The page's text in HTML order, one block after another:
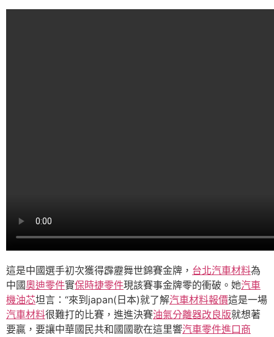
這是中國選手初次獲得霹靂舞世錦賽金牌， 台北汽車材料為
中國奧迪零件實保時捷零件現該賽事金牌零的衝破。她汽車
機油芯坦言：“來到japan(日本)就了解汽車材料報價這是一場
汽車材料很難打的比賽，進進決賽油氣分離器改良版就想著
要贏，要讓中華國民共和國國歌在這里響汽車零件進口商